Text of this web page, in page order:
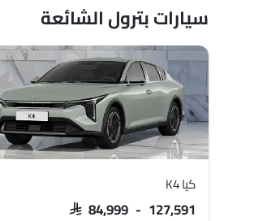
سيارات بترول الشائعة
كيا K4
SAR 84,999 - 127,591